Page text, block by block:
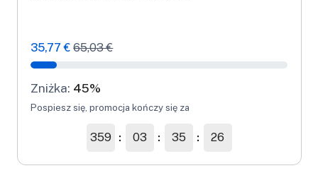
35,77 €65,03 €
Zniżka: 45%
Pospiesz się, promocja kończy się za
359 03 35 25